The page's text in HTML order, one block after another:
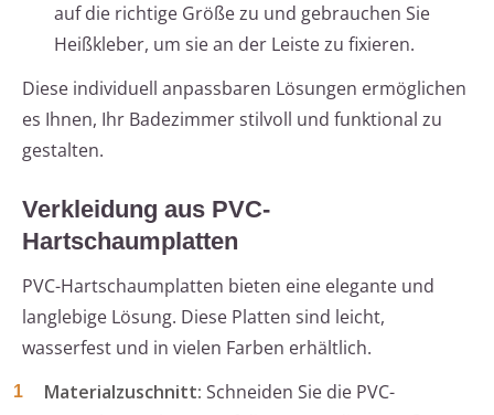
auf die richtige Größe zu und gebrauchen Sie
Heißkleber, um sie an der Leiste zu fixieren.
Diese individuell anpassbaren Lösungen ermöglichen
es Ihnen, Ihr Badezimmer stilvoll und funktional zu
gestalten.
Verkleidung aus PVC-
Hartschaumplatten
PVC-Hartschaumplatten bieten eine elegante und
langlebige Lösung. Diese Platten sind leicht,
wasserfest und in vielen Farben erhältlich.
Materialzuschnitt: Schneiden Sie die PVC-